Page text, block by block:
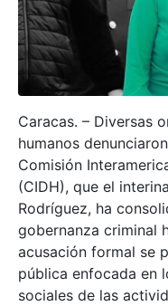
Caracas. – Diversas
humanos
Comisión
(CIDH), que el
Rodríguez, ha
gobernanza criminal
acusación formal se
pública enfocada en
sociales de las